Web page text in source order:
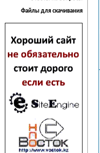
Файлы для скачивания